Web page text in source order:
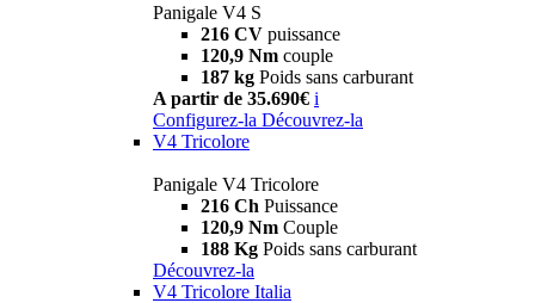
Panigale V4 S
216 CV puissance
120,9 Nm couple
187 kg Poids sans carburant
A partir de 35.690€ i
Configurez-la Découvrez-la
V4 Tricolore
Panigale V4 Tricolore
216 Ch Puissance
120,9 Nm Couple
188 Kg Poids sans carburant
Découvrez-la
V4 Tricolore Italia